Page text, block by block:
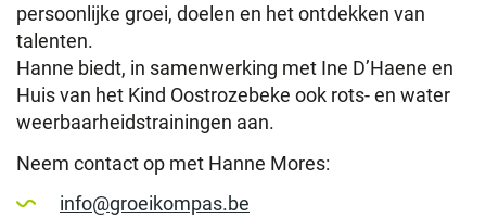
persoonlijke groei, doelen en het ontdekken van
talenten.
Hanne biedt, in samenwerking met Ine D’Haene en
Huis van het Kind Oostrozebeke ook rots- en water
weerbaarheidstrainingen aan.
Neem contact op met Hanne Mores:
info@groeikompas.be